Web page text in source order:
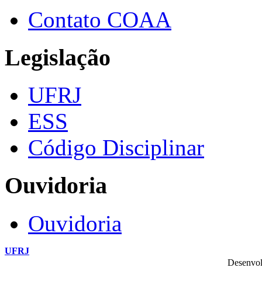
Contato COAA
Legislação
UFRJ
ESS
Código Disciplinar
Ouvidoria
Ouvidoria
UFRJ